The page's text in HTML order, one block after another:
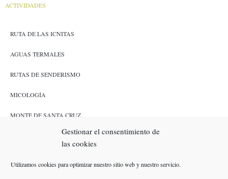
Gestionar el consentimiento de
las cookies
Utilizamos cookies para optimizar nuestro sitio web y nuestro servicio.
ACTIVIDADES
RUTA DE LAS ICNITAS
AGUAS TERMALES
RUTAS DE SENDERISMO
MICOLOGÍA
MONTE DE SANTA CRUZ